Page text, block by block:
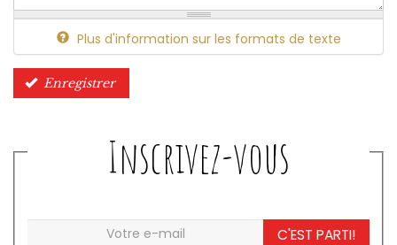
Plus d'information sur les formats de texte
Enregistrer
Inscrivez-vous
C'EST PARTI!